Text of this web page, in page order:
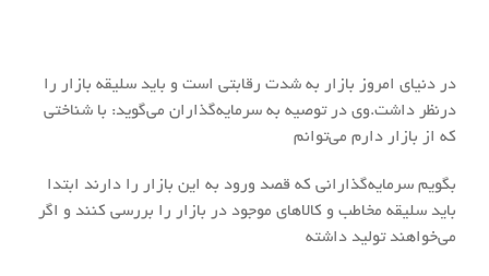
در دنیای امروز بازار به شدت رقابتی است و باید سلیقه بازار را
درنظر داشت.وی در توصیه به سرمایه‌گذاران می‌گوید: با شناختی
که از بازار دارم می‌توانم
بگویم سرمایه‌گذارانی که قصد ورود به این بازار را دارند ابتدا
باید سلیقه مخاطب و کالاهای موجود در بازار را بررسی کنند و اگر
می‌خواهند تولید داشته